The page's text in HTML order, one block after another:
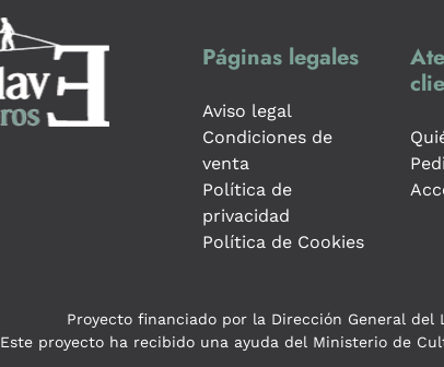
Páginas legales
Aviso legal
Condiciones de
venta
Política de
privacidad
Política de Cookies
Proyecto financiado por la Dirección General
Este proyecto ha recibido una ayuda del Ministerio de